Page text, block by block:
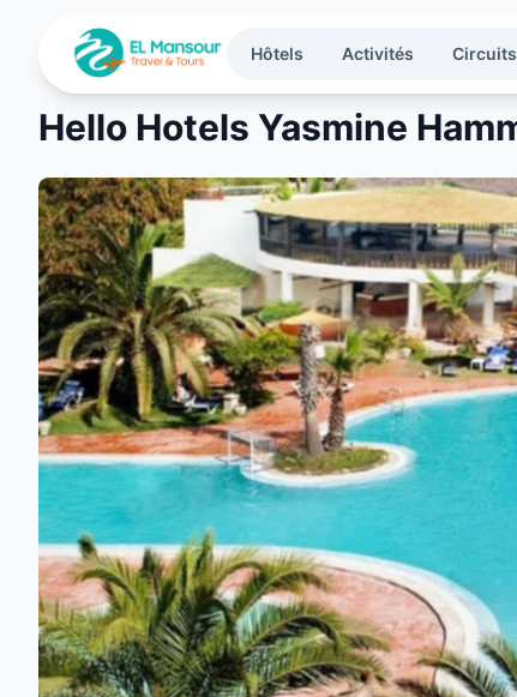
Hôtels Activités Circuits
Hello Hotels Yasmine